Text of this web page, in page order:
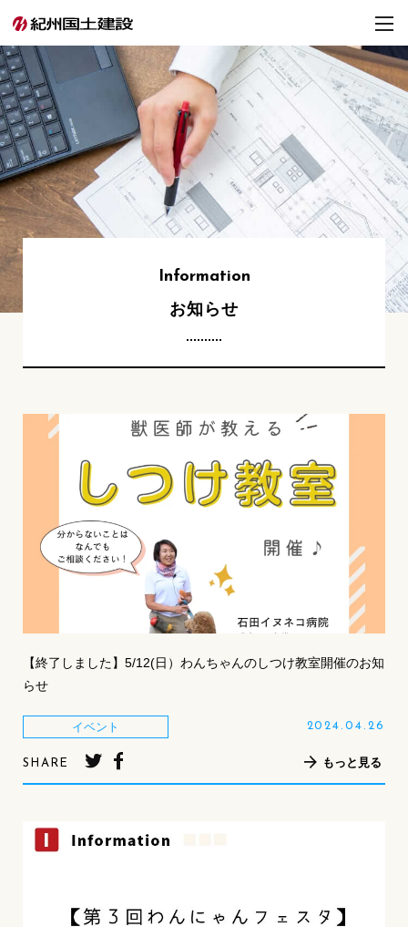
お知らせ
Information
【終了しました】5/12(日）わんちゃんのしつけ教室開催のお知
らせ
イベント 2024.04.26
SHARE もっと見る